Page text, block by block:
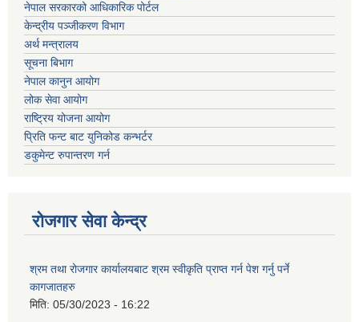
नेपाल सरकारको आधिकारिक पोर्टल
केन्द्रीय पञ्जीकरण विभाग
अर्थ मन्त्रालय
सूचना बिभाग
नेपाल कानुन आयोग
लोक सेवा आयोग
राष्ट्रिय योजना आयोग
प्रिति फन्ट बाट युनिकोड कन्भर्टर
डकुमेन्ट रुपान्तरण गर्न
रोजगार सेवा केन्द्र
श्रम तथा रोजगार कार्यालयबाट श्रम स्वीकृति प्राप्त गर्न पेश गर्नु पर्ने
कागजातहरु
मिति: 05/30/2023 - 16:22